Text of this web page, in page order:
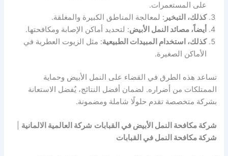
على المستعمرات.
كذلك، التبخير : لمعالجة المناطق الكبيرة والمغلقة.
أيضاً، مصائد النمل الأبيض: لتحديد أماكن الإصابة ومكافحتها.
كذلك، استخدام المبيدات الطبيعية: مثل الزيوت العطرية في
الأماكن الصغيرة.
تساعد هذه الطرق في القضاء على النمل الأبيض وحماية
الممتلكات من أضراره. لضمان أفضل النتائج، يُفضل الاستعانة
بشركة متخصصة تقدم حلولًا شاملة ومضمونة.
شركة مكافحة النمل الأبيض في القبابات شركة العالمية الالمانية
شركة مكافحة النمل في القبابات